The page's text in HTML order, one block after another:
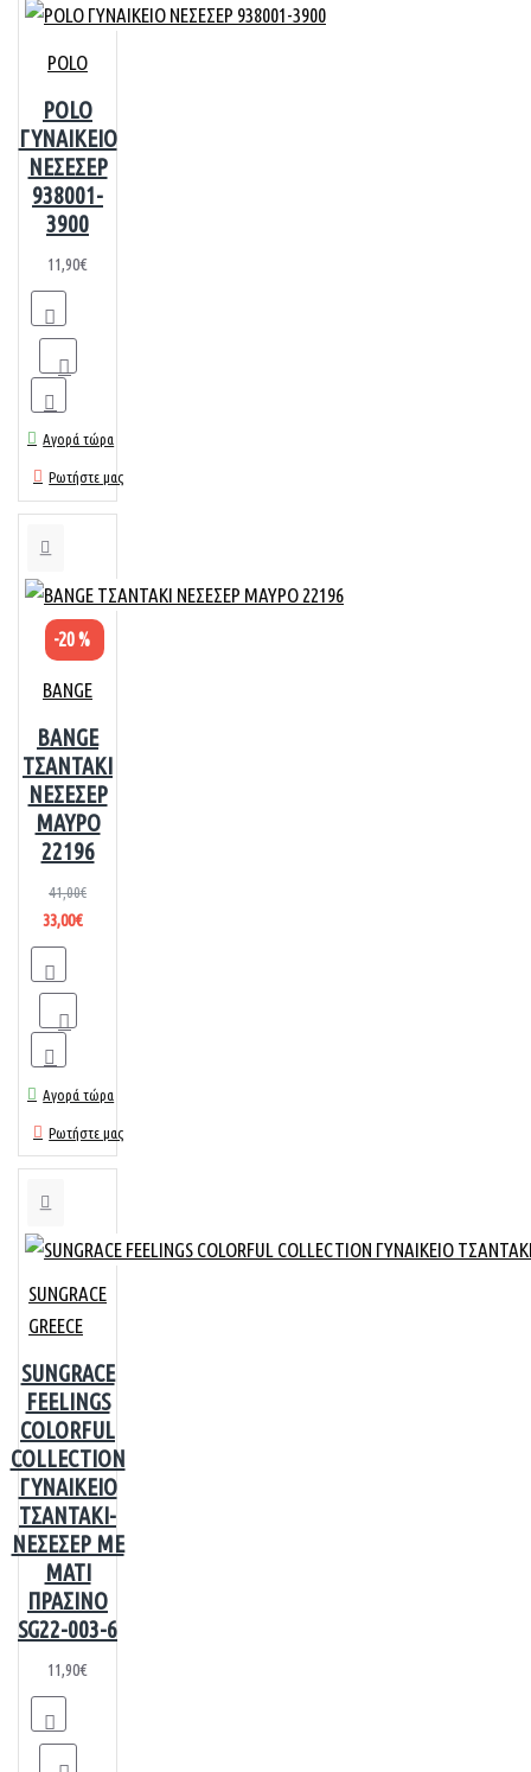
POLO
POLO
ΓΥΝΑΙΚΕΙΟ
ΝΕΣΕΣΕΡ
938001-
3900
11,90€
Αγορά τώρα
Ρωτήστε μας
-20 %
BANGE
BANGE
ΤΣΑΝΤΑΚΙ
ΝΕΣΕΣΕΡ
ΜΑΥΡΟ
22196
41,00€
33,00€
Αγορά τώρα
Ρωτήστε μας
SUNGRACE
GREECE
SUNGRACE
FEELINGS
COLORFUL
COLLECTION
ΓΥΝΑΙΚΕΙΟ
ΤΣΑΝΤΑΚΙ-
ΝΕΣΕΣΕΡ ΜΕ
ΜΑΤΙ
ΠΡΑΣΙΝΟ
SG22-003-6
11,90€